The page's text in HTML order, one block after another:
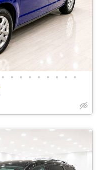
• • • • • • • • •